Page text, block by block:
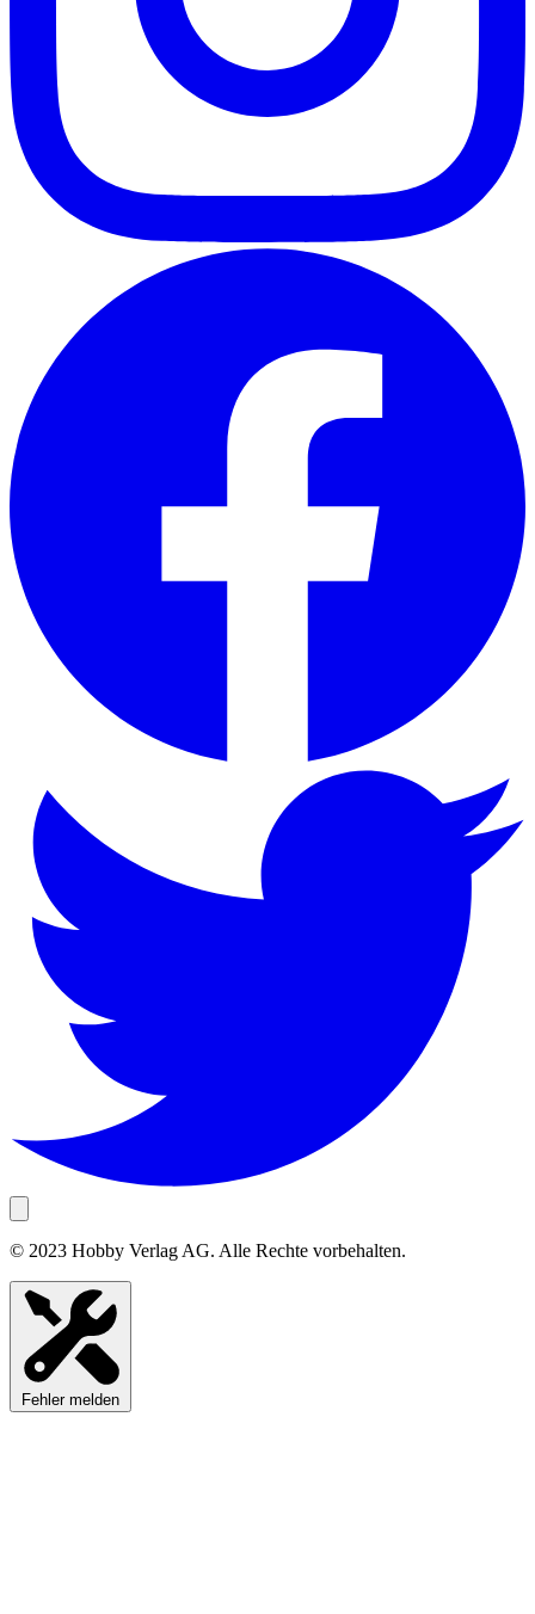
© 2023 Hobby Verlag AG. Alle Rechte vorbehalten.
Fehler melden